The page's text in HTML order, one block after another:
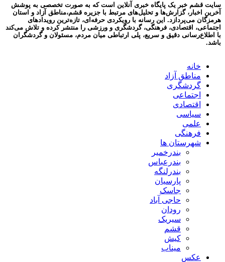
سایت قشم خبر یک پایگاه خبری آنلاین است که به صورت تخصصی به پوشش
آخرین اخبار، گزارش‌ها و تحلیل‌های مرتبط با جزیره قشم،مناطق آزاد و استان
هرمزگان می‌پردازد. این رسانه با رویکردی حرفه‌ای، تازه‌ترین رویدادهای
اجتماعی، اقتصادی، فرهنگی، گردشگری و ورزشی را منتشر کرده و تلاش می‌کند
با اطلاع‌رسانی دقیق و سریع، پلی ارتباطی میان مردم، مسئولان و گردشگران
باشد.
خانه
مناطق آزاد
گردشگری
اجتماعی
اقتصادی
سیاسی
علمی
فرهنگی
شهرستان ها
بندرخمیر
بندرعباس
بندرلنگه
پارسیان
جاسک
حاجی آباد
رودان
سیریک
قشم
کیش
میناب
عکس